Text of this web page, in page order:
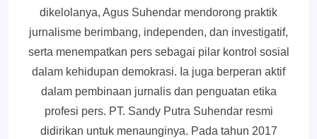
dikelolanya, Agus Suhendar mendorong praktik
jurnalisme berimbang, independen, dan investigatif,
serta menempatkan pers sebagai pilar kontrol sosial
dalam kehidupan demokrasi. Ia juga berperan aktif
dalam pembinaan jurnalis dan penguatan etika
profesi pers. PT. Sandy Putra Suhendar resmi
didirikan untuk menaunginya. Pada tahun 2017